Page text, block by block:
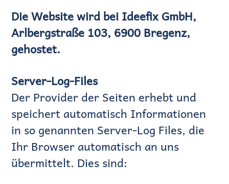
Die Website wird bei Ideefix GmbH,
Arlbergstraße 103, 6900 Bregenz,
gehostet.
Server-Log-Files
Der Provider der Seiten erhebt und
speichert automatisch Informationen
in so genannten Server-Log Files, die
Ihr Browser automatisch an uns
übermittelt. Dies sind: